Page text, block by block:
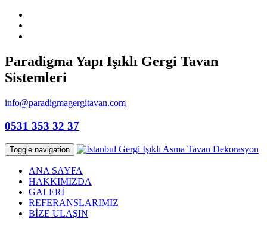
Paradigma Yapı Işıklı Gergi Tavan
Sistemleri
info@paradigmagergitavan.com
0531 353 32 37
Toggle navigation
ANA SAYFA
HAKKIMIZDA
GALERİ
REFERANSLARIMIZ
BİZE ULAŞIN